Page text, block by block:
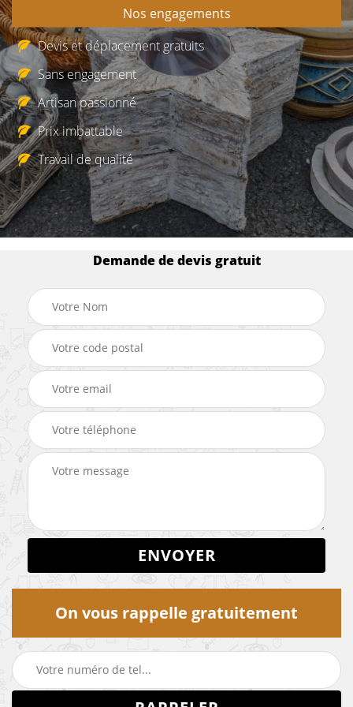
Nos engagements
Devis et déplacement gratuits
Sans engagement
Artisan passionné
Prix imbattable
Travail de qualité
Demande de devis gratuit
On vous rappelle gratuitement